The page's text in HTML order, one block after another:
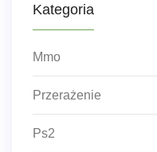
Kategoria
Mmo
Przerażenie
Ps2